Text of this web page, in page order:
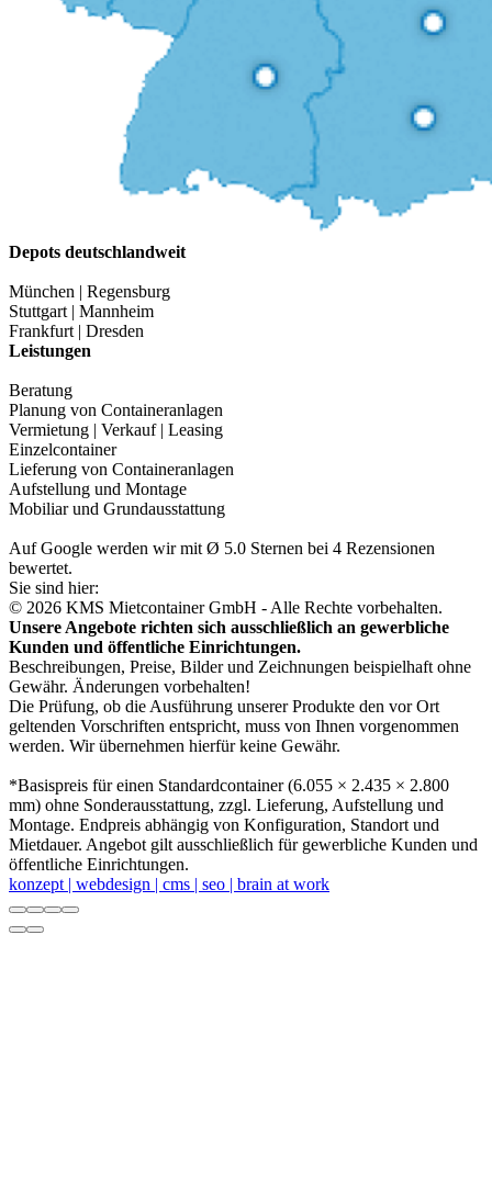
Depots deutschlandweit
München | Regensburg
Stuttgart | Mannheim
Frankfurt | Dresden
Leistungen
Beratung
Planung von Containeranlagen
Vermietung | Verkauf | Leasing
Einzelcontainer
Lieferung von Containeranlagen
Aufstellung und Montage
Mobiliar und Grundausstattung
Auf Google werden wir mit Ø 5.0 Sternen bei 4 Rezensionen
bewertet.
Sie sind hier:
© 2026 KMS Mietcontainer GmbH - Alle Rechte vorbehalten.
Unsere Angebote richten sich ausschließlich an gewerbliche
Kunden und öffentliche Einrichtungen.
Beschreibungen, Preise, Bilder und Zeichnungen beispielhaft ohne
Gewähr. Änderungen vorbehalten!
Die Prüfung, ob die Ausführung unserer Produkte den vor Ort
geltenden Vorschriften entspricht, muss von Ihnen vorgenommen
werden. Wir übernehmen hierfür keine Gewähr.
*Basispreis für einen Standardcontainer (6.055 × 2.435 × 2.800
mm) ohne Sonderausstattung, zzgl. Lieferung, Aufstellung und
Montage. Endpreis abhängig von Konfiguration, Standort und
Mietdauer. Angebot gilt ausschließlich für gewerbliche Kunden und
öffentliche Einrichtungen.
konzept | webdesign | cms | seo | brain at work